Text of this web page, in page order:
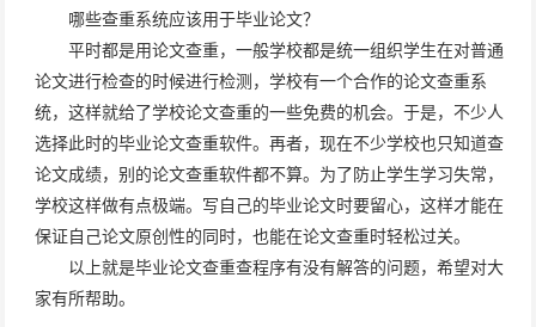
哪些查重系统应该用于毕业论文？
平时都是用论文查重，一般学校都是统一组织学生在对普通
论文进行检查的时候进行检测，学校有一个合作的论文查重系
统，这样就给了学校论文查重的一些免费的机会。于是，不少人
选择此时的毕业论文查重软件。再者，现在不少学校也只知道查
论文成绩，别的论文查重软件都不算。为了防止学生学习失常，
学校这样做有点极端。写自己的毕业论文时要留心，这样才能在
保证自己论文原创性的同时，也能在论文查重时轻松过关。
以上就是毕业论文查重查程序有没有解答的问题，希望对大
家有所帮助。